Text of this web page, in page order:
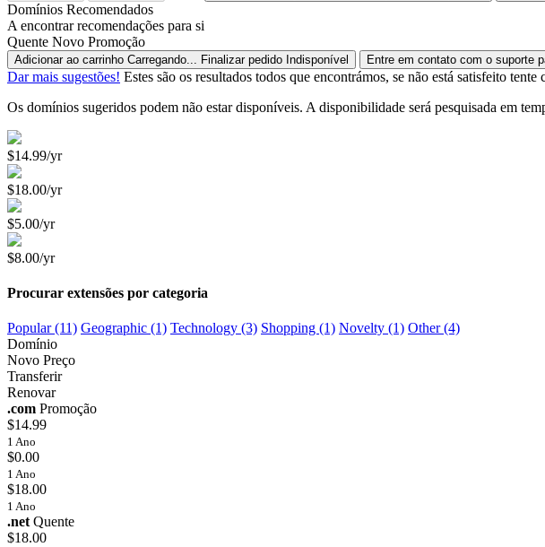
Domínios Recomendados
A encontrar recomendações para si
Quente Novo Promoção
Adicionar ao carrinho Carregando... Finalizar pedido Indisponível Entre em contato com o suporte
Dar mais sugestões! Estes são os resultados todos que encontrámos, se não está satisfeito
Os domínios sugeridos podem não estar disponíveis. A disponibilidade será pesquisada em
$14.99/yr
$18.00/yr
$5.00/yr
$8.00/yr
Procurar extensões por categoria
Popular (11) Geographic (1) Technology (3) Shopping (1) Novelty (1) Other (4)
Domínio
Novo Preço
Transferir
Renovar
.com Promoção
$14.99
1 Ano
$0.00
1 Ano
$18.00
1 Ano
.net Quente
$18.00